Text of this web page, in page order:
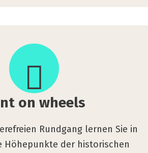
on wheels
Rundgang lernen Sie in
Höhepunkte der historischen